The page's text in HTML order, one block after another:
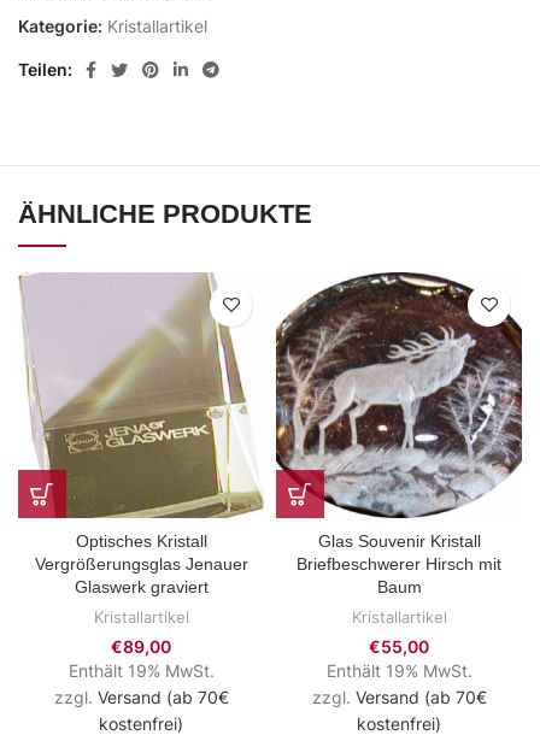
Kategorie: Kristallartikel
Teilen
ÄHNLICHE PRODUKTE
Optisches Kristall
Vergrößerungsglas Jenauer
Glaswerk graviert
Kristallartikel
€89,00
Enthält 19% MwSt.
zzgl. Versand (ab 70€
kostenfrei)
Glas Souvenir Kristall
Briefbeschwerer Hirsch mit
Baum
Kristallartikel
€55,00
Enthält 19% MwSt.
zzgl. Versand (ab 70€
kostenfrei)